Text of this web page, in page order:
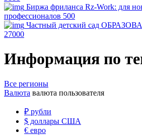
Биржа фриланса Rz-Work: для
профессионалов 500
Частный детский сад
27000
Информация по
Все регионы
Валюта валюта пользователя
₽ рубли
$ доллары США
€ евро